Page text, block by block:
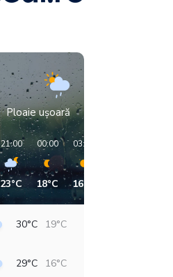
Ploaie ușoară
21:00
23°C
00:00
18°C
03:00
16°C
30°C 19°C
29°C 16°C